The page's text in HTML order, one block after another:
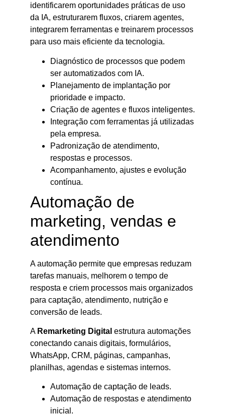
identificarem oportunidades práticas de uso
da IA, estruturarem fluxos, criarem agentes,
integrarem ferramentas e treinarem processos
para uso mais eficiente da tecnologia.
Diagnóstico de processos que podem
ser automatizados com IA.
Planejamento de implantação por
prioridade e impacto.
Criação de agentes e fluxos inteligentes.
Integração com ferramentas já utilizadas
pela empresa.
Padronização de atendimento,
respostas e processos.
Acompanhamento, ajustes e evolução
contínua.
Automação de
marketing, vendas e
atendimento
A automação permite que empresas reduzam
tarefas manuais, melhorem o tempo de
resposta e criem processos mais organizados
para captação, atendimento, nutrição e
conversão de leads.
A Remarketing Digital estrutura automações
conectando canais digitais, formulários,
WhatsApp, CRM, páginas, campanhas,
planilhas, agendas e sistemas internos.
Automação de captação de leads.
Automação de respostas e atendimento
inicial.